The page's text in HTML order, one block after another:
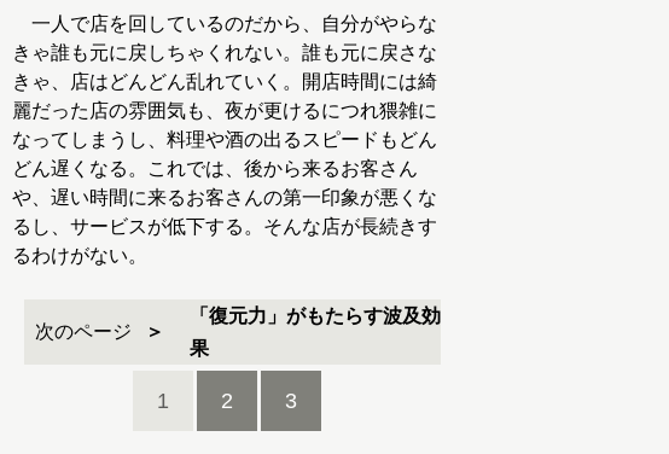
一人で店を回しているのだから、自分がやらな
きゃ誰も元に戻しちゃくれない。誰も元に戻さな
きゃ、店はどんどん乱れていく。開店時間には綺
麗だった店の雰囲気も、夜が更けるにつれ猥雑に
なってしまうし、料理や酒の出るスピードもどん
どん遅くなる。これでは、後から来るお客さん
や、遅い時間に来るお客さんの第一印象が悪くな
るし、サービスが低下する。そんな店が長続きす
るわけがない。
次のページ
「復元力」がもたらす波及効
果
1 2 3